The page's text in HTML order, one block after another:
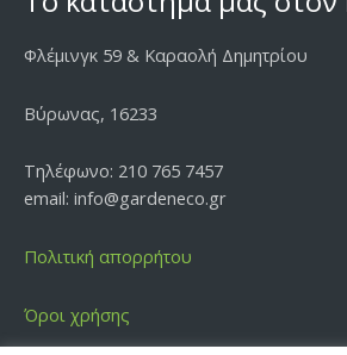
Φλέμινγκ 59 & Καραολή Δημητρίου
Βύρωνας, 16233
Τηλέφωνο: 210 765 7457
email: info@gardeneco.gr
Πολιτική απορρήτου
Όροι χρήσης